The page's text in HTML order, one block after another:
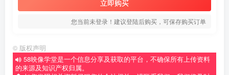
立即购买
您当前未登录！建议登陆后购买，可保存购买订单
© 版权声明
58映像学堂是一个信息分享及获取的平台，不确保所有上传资料
的来源及知识产权归属。